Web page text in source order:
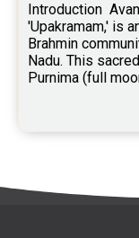
Introduction
'Upakramam,' is
Brahmin
Nadu. This
Purnima (full